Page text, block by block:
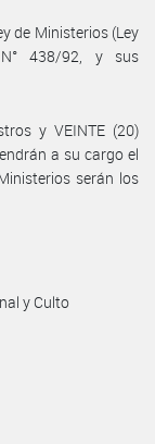
de Ministerios (Ley
438/92, y sus
y VEINTE (20)
a su cargo el
serán los
y Culto